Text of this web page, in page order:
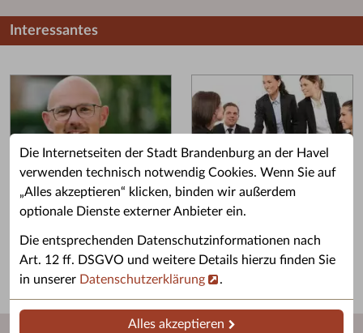
Die Internetseiten der Stadt Brandenburg an der Havel
verwenden technisch notwendig Cookies. Wenn Sie auf
„Alles akzeptieren“ klicken, binden wir außerdem
optionale Dienste externer Anbieter ein.
Die entsprechenden Datenschutzinformationen nach
Art. 12 ff. DSGVO und weitere Details hierzu finden Sie
in unserer Datenschutzerklärung .
Alles akzeptieren
Interessantes
Grußwort des OB